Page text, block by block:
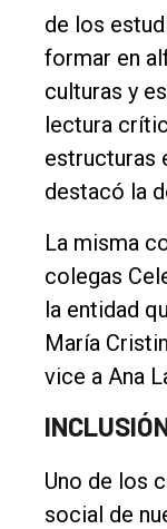
de los
formar en
culturas y
lectura
estructuras
destacó la
La misma
colegas
la entidad
María
vice a Ana
Uno de los
social de